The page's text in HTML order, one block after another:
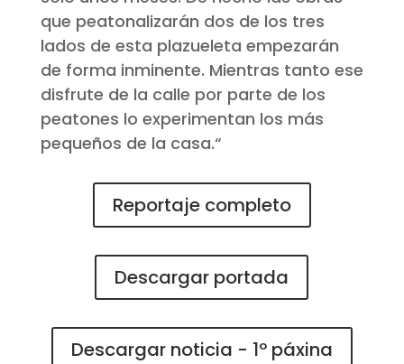
que peatonalizarán dos de los tres
lados de esta plazueleta empezarán
de forma inminente. Mientras tanto ese
disfrute de la calle por parte de los
peatones lo experimentan los más
pequeños de la casa.“
Reportaje completo
Descargar portada
Descargar noticia - 1º páxina